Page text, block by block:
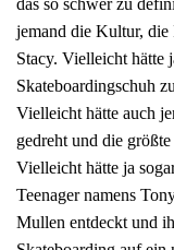
das so schwer zu
jemand die Kultur, die
Stacy. Vielleicht hätte
Skateboardingschuh
Vielleicht hätte auch
gedreht und die
Vielleicht hätte ja
Teenager namens
Mullen entdeckt und